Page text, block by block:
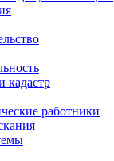
кадастр
работники